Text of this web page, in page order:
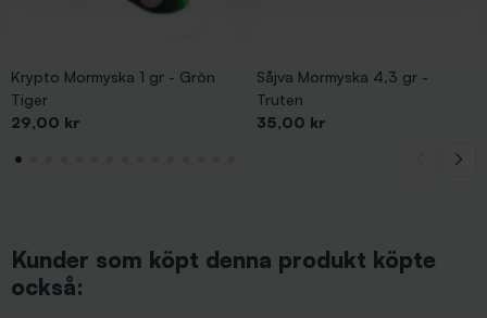
Krypto Mormyska 1 gr - Grön
Tiger
Pris
29,00 kr
Såjva Mormyska 4,3 gr -
Truten
Pris
35,00 kr
Kunder som köpt denna produkt köpte
också: